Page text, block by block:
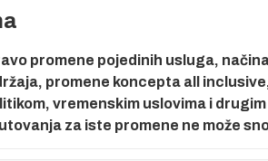
promene pojedinih usluga,
promene koncepta all
vremenskim uslovima i
za iste promene ne može